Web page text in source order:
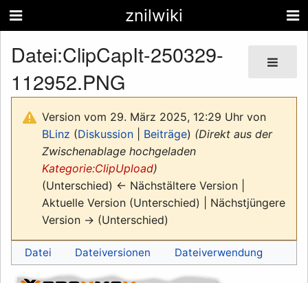
znilwiki
Datei:ClipCapIt-250329-
112952.PNG
Version vom 29. März 2025, 12:29 Uhr von
BLinz (Diskussion Beiträge) (Direkt aus der
Zwischenablage hochgeladen
Kategorie:ClipUpload)
(Unterschied) ← Nächstältere Version |
Aktuelle Version (Unterschied) | Nächstjüngere
Version → (Unterschied)
Datei Dateiversionen Dateiverwendung